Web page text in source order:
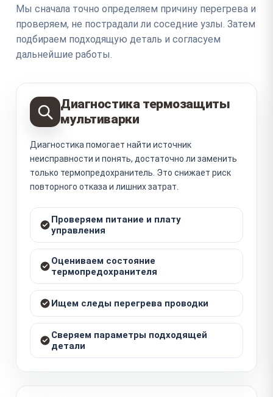
Мы сначала точно определяем причину перегрева и
проверяем, не пострадали ли соседние узлы. Затем
подбираем подходящую деталь и согласуем
дальнейшие работы.
Диагностика термозащиты
мультиварки
Диагностика помогает найти источник
неисправности и понять, достаточно ли заменить
только термопредохранитель. Это снижает риск
повторного отказа и лишних затрат.
Проверяем питание и плату
управления
Оцениваем состояние
термопредохранителя
Ищем следы перегрева проводки
Сверяем параметры подходящей
детали